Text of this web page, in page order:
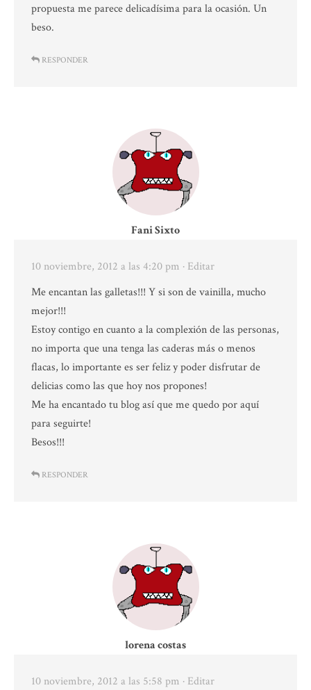
propuesta me parece delicadísima para la ocasión. Un
beso.
RESPONDER
Fani Sixto
10 noviembre, 2012 a las 4:20 pm · Editar
Me encantan las galletas!!! Y si son de vainilla, mucho
mejor!!!
Estoy contigo en cuanto a la complexión de las personas,
no importa que una tenga las caderas más o menos
flacas, lo importante es ser feliz y poder disfrutar de
delicias como las que hoy nos propones!
Me ha encantado tu blog así que me quedo por aquí
para seguirte!
Besos!!!
RESPONDER
lorena costas
10 noviembre, 2012 a las 5:58 pm · Editar